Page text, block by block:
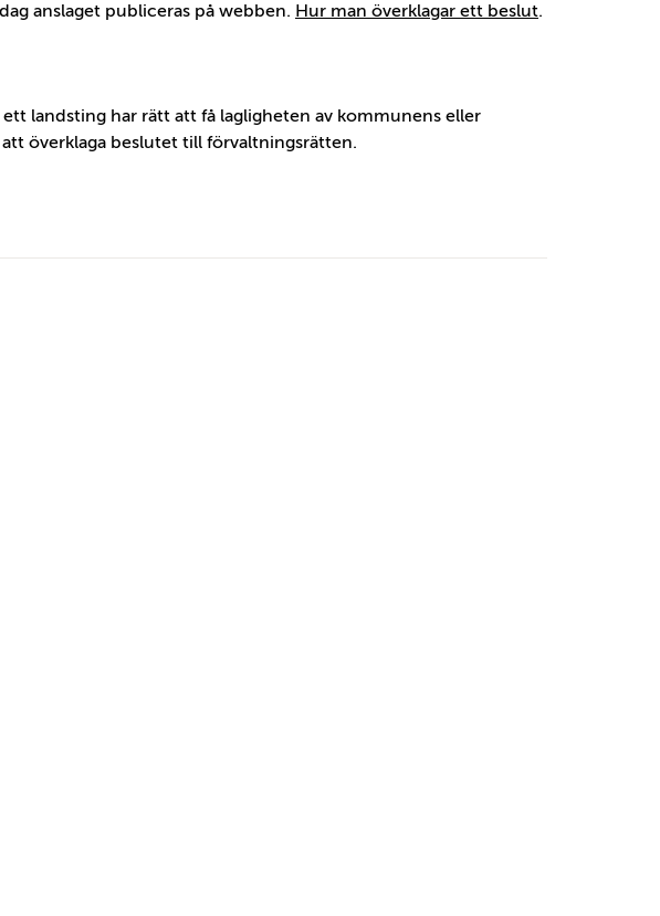
anslaget publiceras på webben. Hur man överklagar ett beslut.
landsting har rätt att få lagligheten av kommunens eller
överklaga beslutet till förvaltningsrätten.